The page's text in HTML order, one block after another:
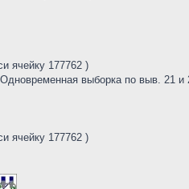
ячейку 177762 )
выборка по выв. 21 и
ячейку 177762 )